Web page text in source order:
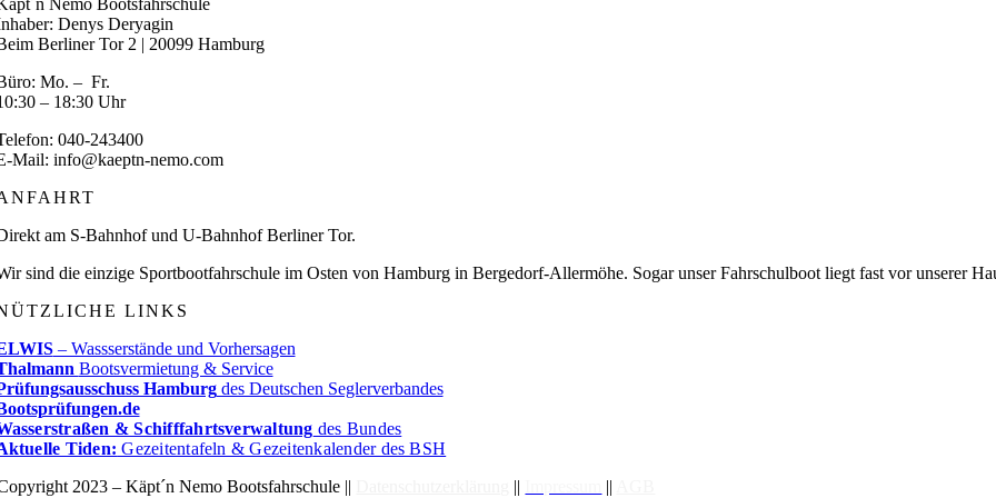
Nemo Bootsfahrschule
Denys Deryagin
Berliner Tor 2 | 20099 Hamburg
Mo. – Fr.
– 18:30 Uhr
040-243400
Mail: info@kaeptn-nemo.com
am S-Bahnhof und U-Bahnhof Berliner Tor.
sind die einzige Sportbootfahrschule im Osten von Hamburg in Bergedorf-Allermöhe. Sogar unser Fahrschulboot liegt fast vor unserer
LINKS
– Wassserstände und Vorhersagen
Bootsvermietung & Service
Hamburgdes Deutschen Seglerverbandes
& Schifffahrtsverwaltung des Bundes
Tiden: Gezeitentafeln & Gezeitenkalender des BSH
2023 – Käpt´n Nemo Bootsfahrschule ||
|| ||